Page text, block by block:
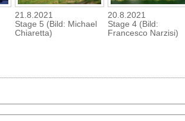
21.8.2021
Stage 5 (Bild: Michael
Chiaretta)
20.8.2021
Stage 4 (Bild:
Francesco Narzisi)